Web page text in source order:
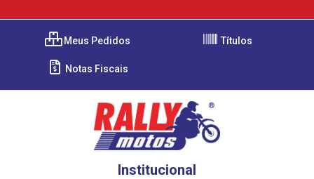
Meus Pedidos Títulos
Notas Fiscais
Institucional